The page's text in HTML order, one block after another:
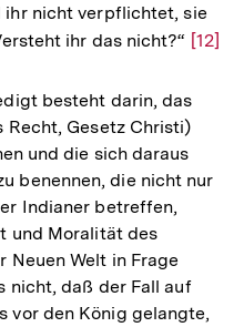
ihr nicht verpflichtet, sie
ihr das nicht?“ Zur
der
[12]
besteht darin, das
Gesetz Christi)
und die sich daraus
benennen, die nicht nur
Indianer betreffen,
und Moralität des
Neuen Welt in Frage
nicht, daß der Fall auf
vor den König gelangte,